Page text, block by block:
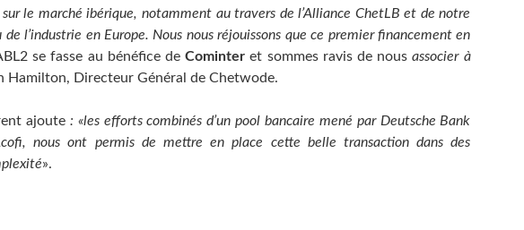
le marché ibérique, notamment au travers de l’Alliance ChetLB et de notre
l’industrie en Europe. Nous nous réjouissons que ce premier financement en
se fasse au bénéfice deCominter et sommes ravis de nousassocier à
Hamilton, Directeur Général de Chetwode.
ajoute : «les efforts combinés d’un pool bancaire mené par Deutsche Bank
nous ont permis de mettre en place cette belle transaction dans des
».